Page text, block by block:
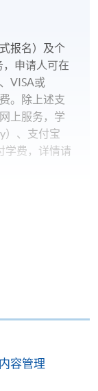
报名）及个
申请人可在
VISA或
。除上述支
上服务，学
）、支付宝
学费，详情请
报名人数不足
付、支付宝、
交之款项，将
款将直接退还
容管理